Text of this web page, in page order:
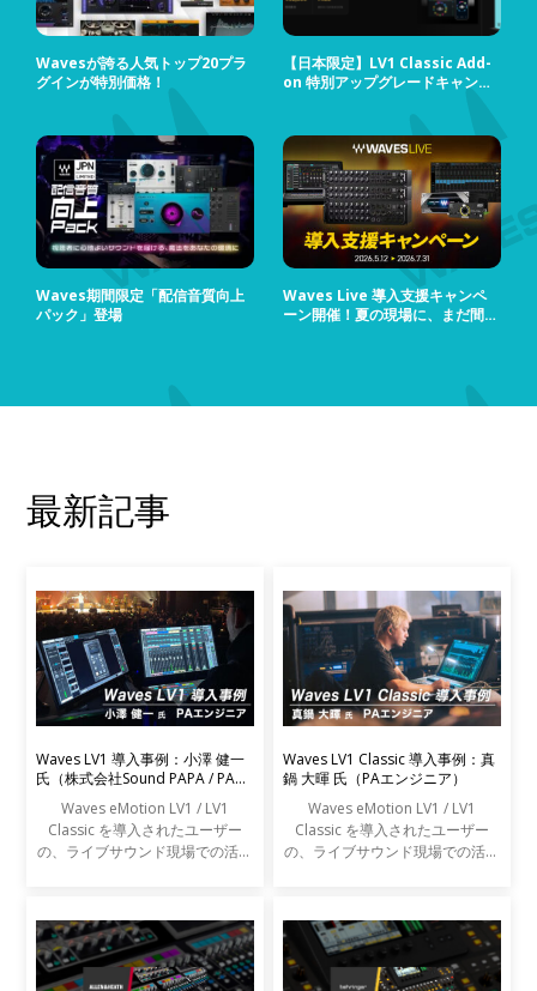
Wavesが誇る人気トップ20プラ
グインが特別価格！
【日本限定】LV1 Classic Add-
on 特別アップグレードキャンペ
Waves期間限定「配信音質向上
パック」登場
Waves Live 導入支援キャンペ
ーン開催！夏の現場に、まだ間に
最新記事
Waves LV1 導入事例：小澤 健一
氏（株式会社Sound PAPA / PAエ
Waves eMotion LV1 / LV1
Classic を導入されたユーザー
の、ライブサウンド現場での活用
Waves LV1 Classic 導入事例：真
鍋 大暉 氏（PAエンジニア）
Waves eMotion LV1 / LV1
Classic を導入されたユーザー
の、ライブサウンド現場での活用